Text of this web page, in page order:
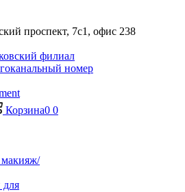
проспект, 7с1, офис 238
филиал
номер
Корзина0 0